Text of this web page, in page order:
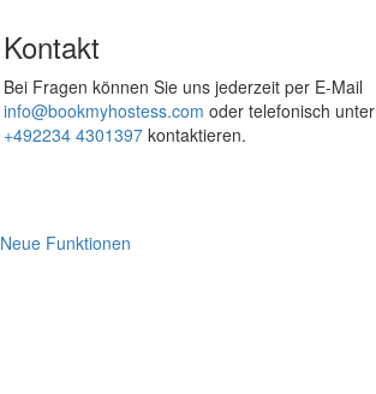
Kontakt
Bei Fragen können Sie uns jederzeit per E-Mail
info@bookmyhostess.com oder telefonisch unter
+492234 4301397 kontaktieren.
Neue Funktionen